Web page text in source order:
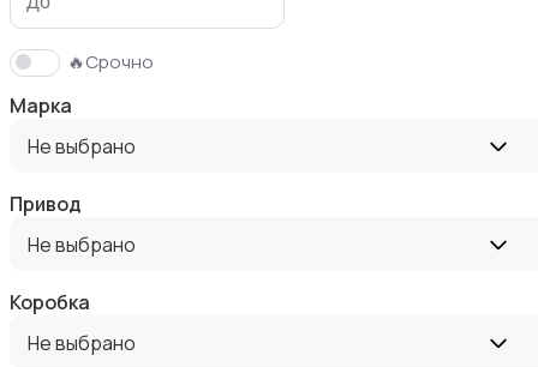
Запчасти и аксессуары
Водный транспорт
🔥Срочно
Марка
Не выбрано
Привод
Не выбрано
Коробка
Не выбрано